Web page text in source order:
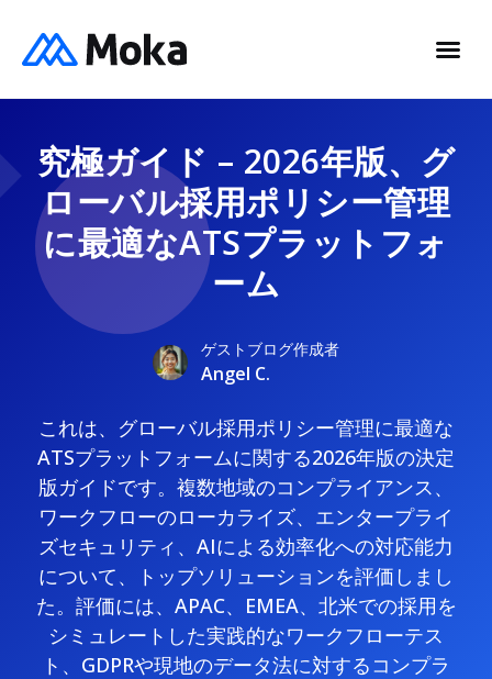
究極ガイド – 2026年版、グ
ローバル採用ポリシー管理
に最適なATSプラットフォ
ーム
ゲストブログ作成者
Angel C.
これは、グローバル採用ポリシー管理に最適な
ATSプラットフォームに関する2026年版の決定
版ガイドです。複数地域のコンプライアンス、
ワークフローのローカライズ、エンタープライ
ズセキュリティ、AIによる効率化への対応能力
について、トップソリューションを評価しまし
た。評価には、APAC、EMEA、北米での採用を
シミュレートした実践的なワークフローテス
ト、GDPRや現地のデータ法に対するコンプラ